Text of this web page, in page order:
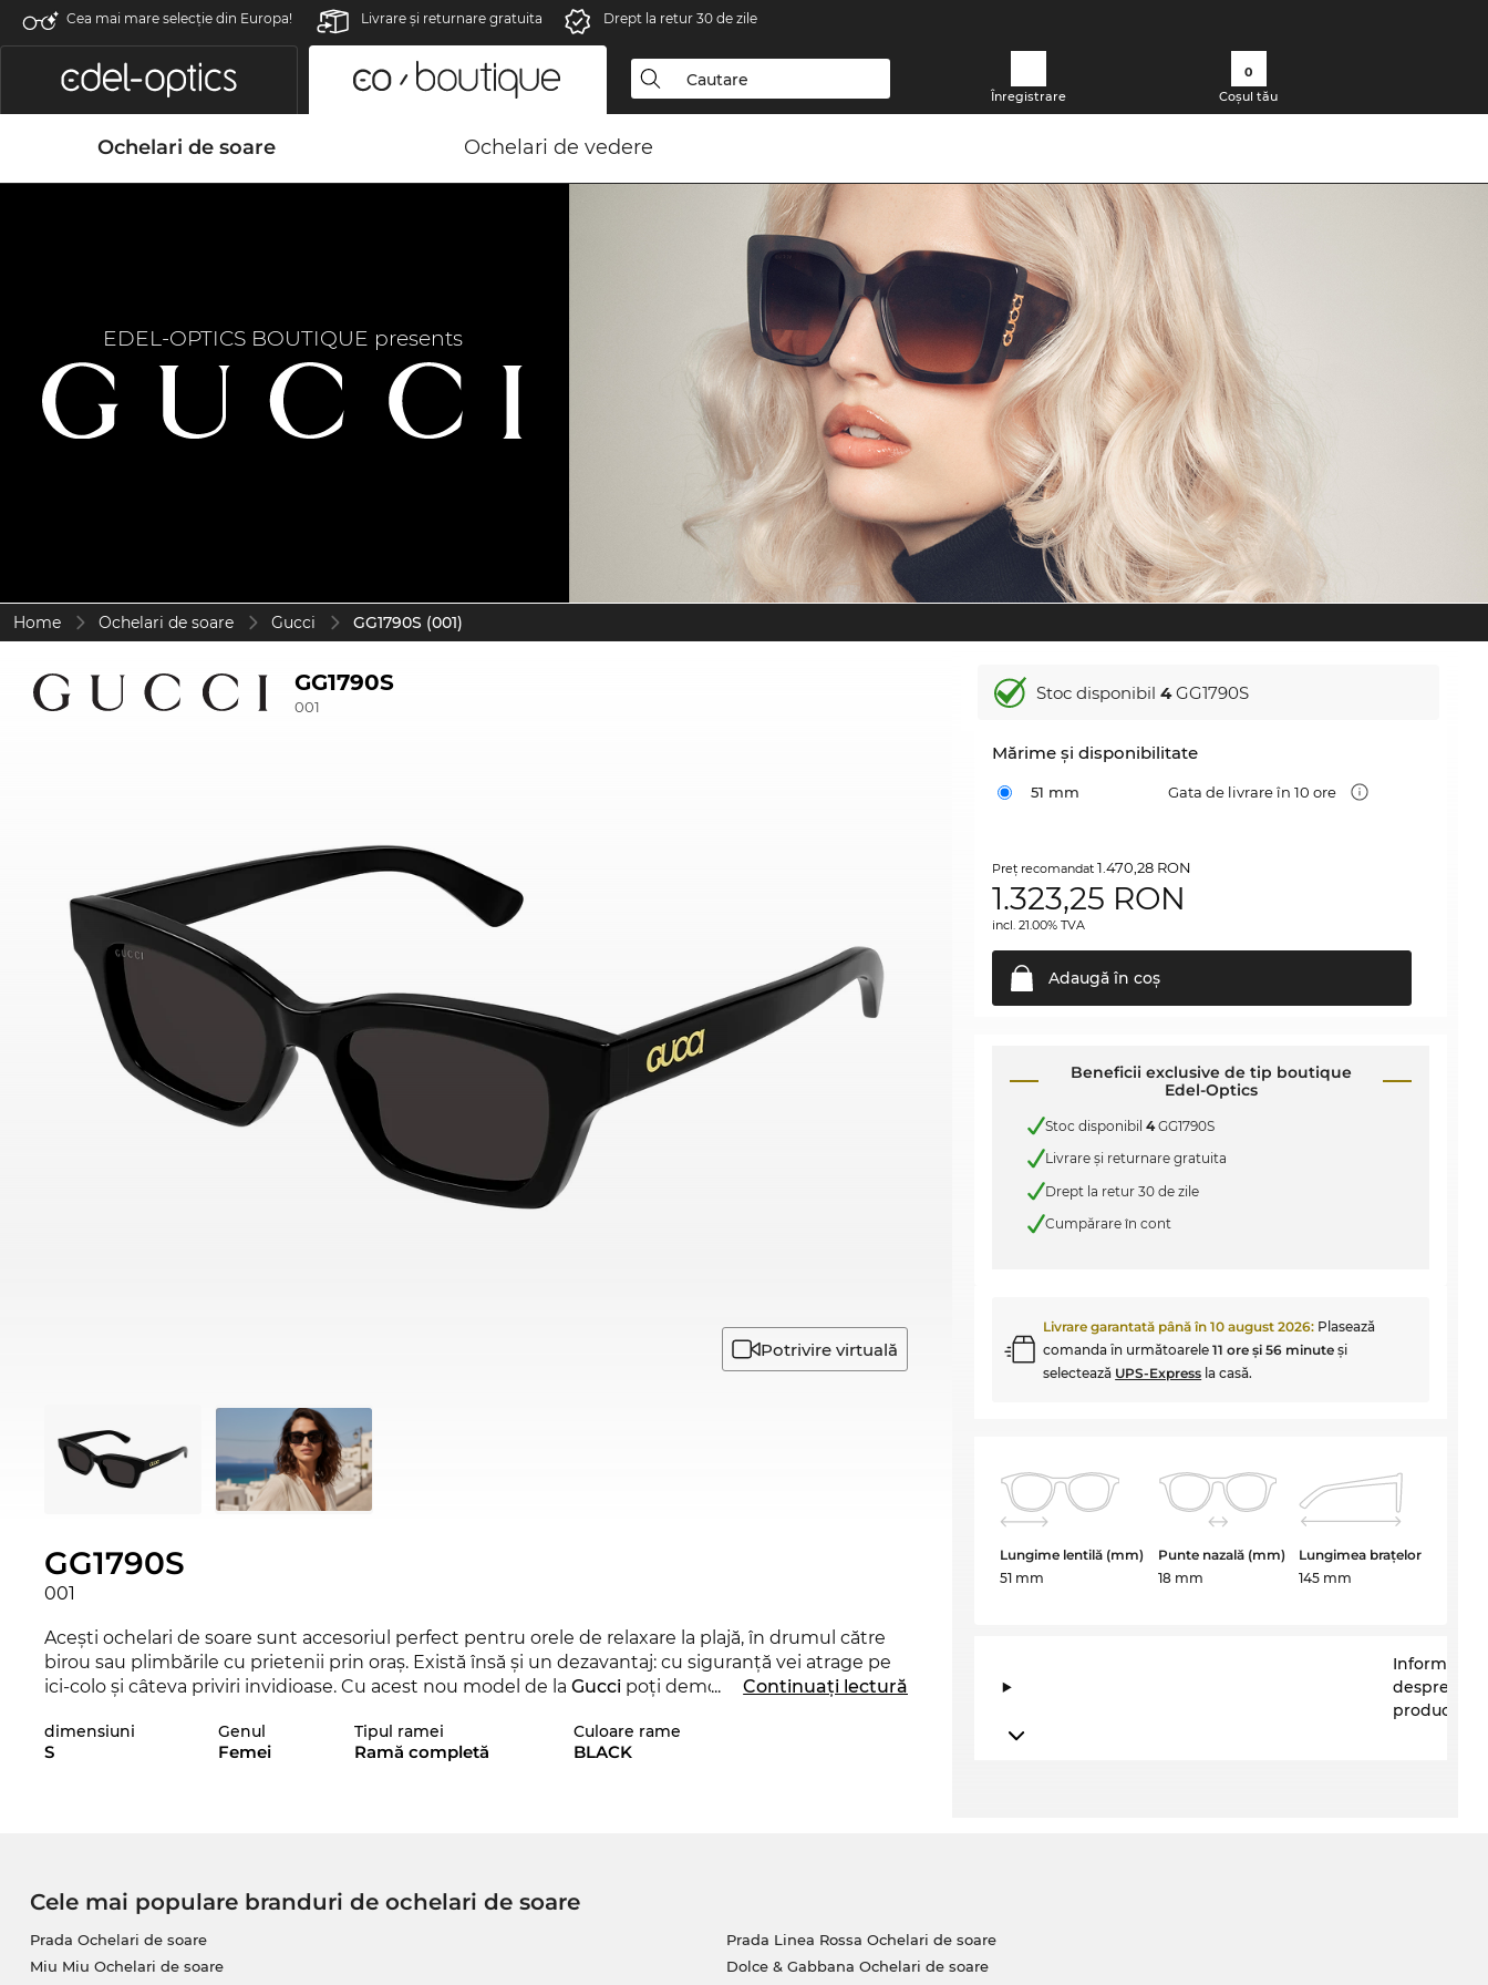
Cea mai mare selecție din Europa! Livrare şi returnare gratuita Drept la retur 30 de zile
Înregistrare
0
Coșul tău
Ochelari de soare Ochelari de vedere
EDEL-OPTICS BOUTIQUE presents
Home Ochelari de soare Gucci GG1790S (001)
GG1790S
001
Potrivire virtuală
GG1790S
001
Aceşti ochelari de soare sunt accesoriul perfect pentru orele de relaxare la plajă, în drumul către
birou sau plimbările cu prietenii prin oraş. Există însă şi un dezavantaj: cu siguranţă vei atrage pe
ici-colo şi câteva priviri invidioase. Cu acest nou model de la Gucci poţi demonstra că eşti un
sa, stabilind un trend deosebit pentru 2025.
Dacă consideri că aceştia sunt ochelarii tăi favoriţi, nu ezita să-i comanzi! Modelul tău mult dorit se
află în stoc şi noi putem să-l expediem numaidecât, pentru un preţ super convenabil, aşa cu
... Continuați lectură
dimensiuni
S
Genul
Femei
Tipul ramei
Ramă completă
Culoare rame
BLACK
Stoc disponibil4GG1790S
Mărime şi disponibilitate
51 mm Gata de livrare în 10 ore
Preţ recomandat1.470,28 RON
1.323,25 RON
incl. 21.00% TVA
Adaugă în coş
Beneficii exclusive de tip boutique
Edel-Optics
Stoc disponibil4GG1790S
Livrare şi returnare gratuita
Drept la retur 30 de zile
Cumpărare în cont
Livrare garantată până în10 august 2026: Plasează
comanda în următoarele11 ore şi 56 minute şi
selectează UPS-Express la casă.
Lungime lentilă (mm)
51 mm
Punte nazală (mm)
18 mm
Lungimea brațelor
145 mm
Informații
despre
producător
Cele mai populare branduri de ochelari de soare
Prada Ochelari de soare
Miu Miu Ochelari de soare
Prada Linea Rossa Ochelari de soare
Dolce & Gabbana Ochelari de soare